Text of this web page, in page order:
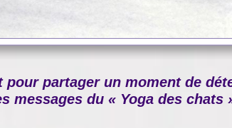
partager un moment de
messages du « Yoga des chats